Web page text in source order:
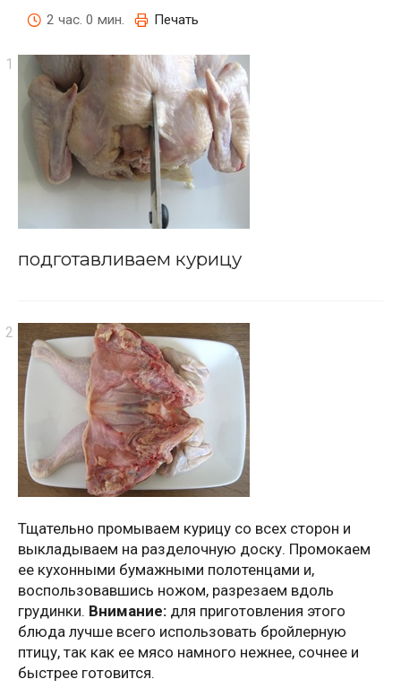
2 час. 0 мин. Печать
подготавливаем курицу
Тщательно промываем курицу со всех сторон и
выкладываем на разделочную доску. Промокаем
ее кухонными бумажными полотенцами и,
воспользовавшись ножом, разрезаем вдоль
грудинки. Внимание: для приготовления этого
блюда лучше всего использовать бройлерную
птицу, так как ее мясо намного нежнее, сочнее и
быстрее готовится.